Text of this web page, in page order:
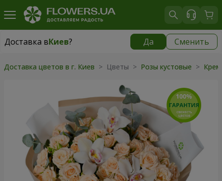
Доставка вКиев? Да Сменить
Доставка вКиев
Доставка цветов в г. Киев > Цветы > Розы кустовые >